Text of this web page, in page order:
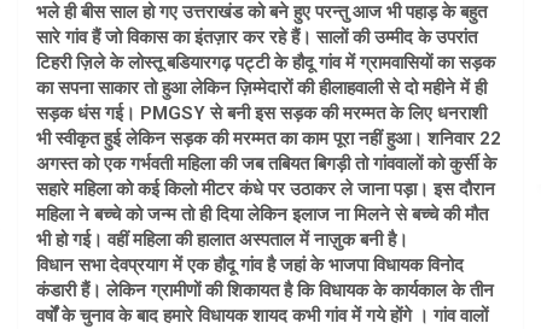
भले ही बीस साल हो गए उत्तराखंड को बने हुए परन्तु आज भी पहाड़ के बहुत
सारे गांव हैं जो विकास का इंतज़ार कर रहे हैं। सालों की उम्मीद के उपरांत
टिहरी ज़िले के लोस्तू बडियारगढ़ पट्टी के हौदू गांव में ग्रामवासियों का सड़क
का सपना साकार तो हुआ लेकिन ज़िम्मेदारों की हीलाहवाली से दो महीने में ही
सड़क धंस गई। PMGSY से बनी इस सड़क की मरम्मत के लिए धनराशी
भी स्वीकृत हुई लेकिन सड़क की मरम्मत का काम पूरा नहीं हुआ। शनिवार 22
अगस्त को एक गर्भवती महिला की जब तबियत बिगड़ी तो गांववालों को कुर्सी के
सहारे महिला को कई किलो मीटर कंधे पर उठाकर ले जाना पड़ा। इस दौरान
महिला ने बच्चे को जन्म तो ही दिया लेकिन इलाज ना मिलने से बच्चे की मौत
भी हो गई। वहीं महिला की हालात अस्पताल में नाज़ुक बनी है।
विधान सभा देवप्रयाग में एक हौदू गांव है जहां के भाजपा विधायक विनोद
कंडारी हैं। लेकिन ग्रामीणों की शिकायत है कि विधायक के कार्यकाल के तीन
वर्षों के चुनाव के बाद हमारे विधायक शायद कभी गांव में गये होंगे । गांव वालों